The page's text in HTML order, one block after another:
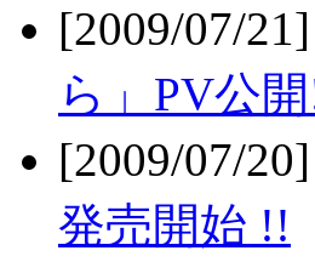
[2009/07/
ら」PV公
[2009/07/
発売開始 !!